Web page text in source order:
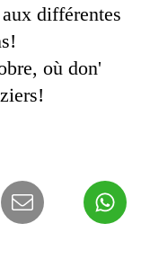
différentes
où don'